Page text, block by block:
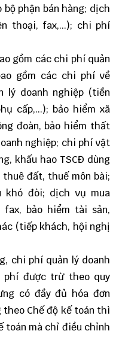
bộ phận bán hàng; dịch
thoại, fax,...); chi phí
gồm các chi phí quản
gồm các chi phí về
lý doanh nghiệp (tiền
cấp,...); bảo hiểm xã
đoàn, bảo hiểm thất
nghiệp; chi phí vật
khấu hao TSCĐ dùng
đất, thuế môn bài;
khó đòi; dịch vụ mua
fax, bảo hiểm tài sản,
(tiếp khách, hội nghị
chi phí quản lý doanh
phí được trừ theo quy
có đầy đủ hóa đơn
Chế độ kế toán thì
toán mà chỉ điều chỉnh